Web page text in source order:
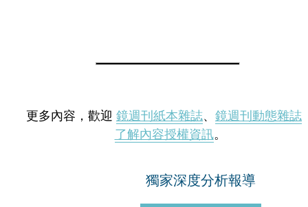
更多內容，歡迎 鏡週刊紙本雜誌、 鏡週刊動態雜誌
了解內容授權資訊。
獨家深度分析報導